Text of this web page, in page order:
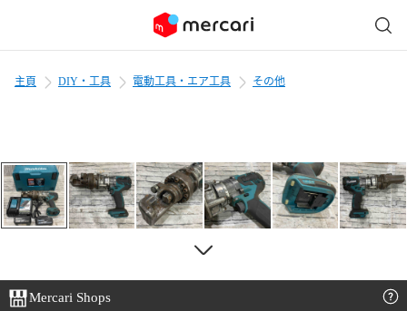
主頁 DIY・工具 電動工具・エア工具 その他
Mercari Shops